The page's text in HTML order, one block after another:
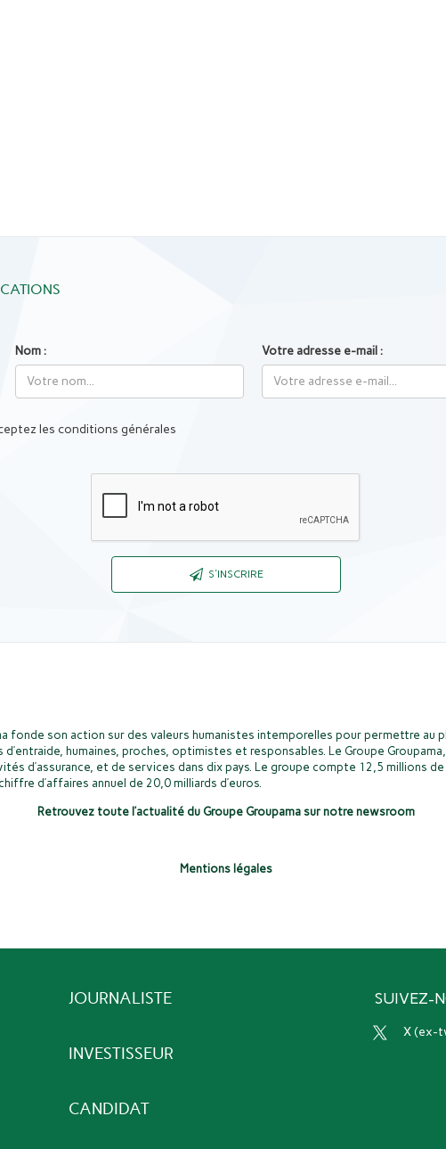
Nom : Votre adresse e-mail :
les conditions générales
S'INSCRIRE
fonde son action sur des valeurs humanistes intemporelles pour permettre au
humaines, proches, optimistes et responsables. Le Groupe Groupama,
d’assurance, et de services dans dix pays. Le groupe compte 12,5 millions
d’affaires annuel de 20,0 milliards d’euros.
Retrouvez toute l’actualité du Groupe Groupama sur notre newsroom
Mentions légales
JOURNALISTE
INVESTISSEUR
CANDIDAT
SUIVEZ-
x